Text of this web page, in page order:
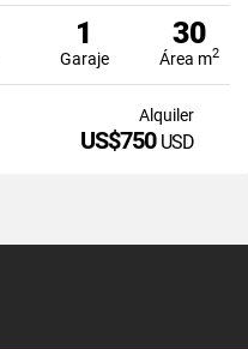
1
Garaje
30
Área m2
Alquiler
US$750 USD